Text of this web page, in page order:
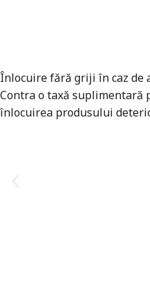
Înlocuire fără griji în caz de
Contra o taxă
înlocuirea produsului